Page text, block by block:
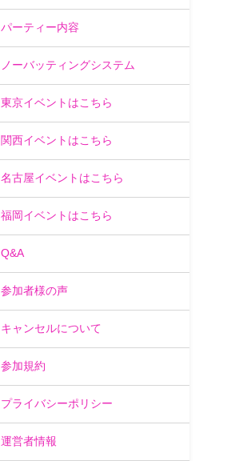
パーティー内容
ノーバッティングシステム
東京イベントはこちら
関西イベントはこちら
名古屋イベントはこちら
福岡イベントはこちら
Q&A
参加者様の声
キャンセルについて
参加規約
プライバシーポリシー
運営者情報